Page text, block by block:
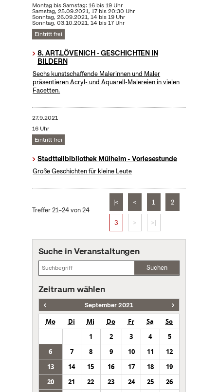
Montag bis Samstag: 16 bis 19 Uhr
Samstag, 25.09.2021, 17 bis 20:30 Uhr
Sonntag, 26.09.2021, 14 bis 19 Uhr
Sonntag, 03.10.2021, 14 bis 17 Uhr
Eintritt frei
8. ART.LÖVENICH - GESCHICHTEN IN
BILDERN
Sechs kunstschaffende Malerinnen und Maler
präsentieren Acryl- und Aquarell-Malereien in vielen
Facetten.
27.9.2021
16 Uhr
Eintritt frei
Stadtteilbibliothek Mülheim - Vorlesestunde
Große Geschichten für kleine Leute
Treffer 21–24 von 24
|< < 1 2
3 > >|
Suche in Veranstaltungen
Suchen
Zeitraum wählen
September 2021
Mo Di Mi Do Fr Sa
So
1
2 3 4
5
6
7 8 9 10 11
12
13
14 15 16 17 18
19
20
21 22 23 24 25
26